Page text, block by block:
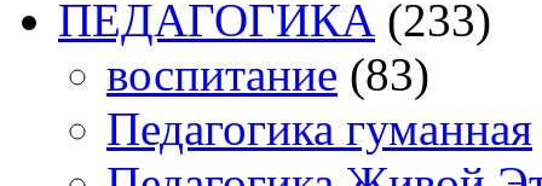
ПЕДАГОГИКА (233)
воспитание (83)
Педагогика гуманная